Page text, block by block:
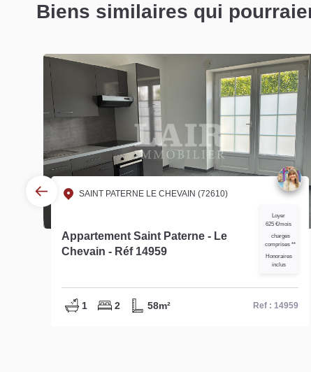
Biens similaires qui
SAINT PATERNE LE CHEVAIN (72610)
Appartement Saint Paterne - Le
Chevain - Réf 14959
Loyer
625 €/mois
charges
comprises **
Honoraires
inclus
1 2 58m² Ref : 14959